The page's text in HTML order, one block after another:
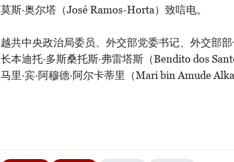
莫斯·奥尔塔（José Ramos-Horta）致唁电。
越共中央政治局委员、外交部党委书记、外交部
长本迪托·多斯桑托斯·弗雷塔斯（Bendito dos
马里·宾·阿穆德·阿尔卡蒂里（Mari bin Amude